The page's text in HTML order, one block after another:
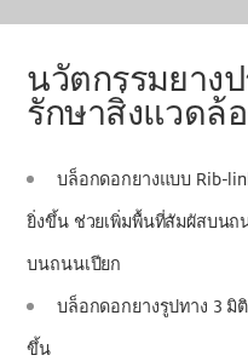
นวัตกรรมยาง
รักษาสิ่งแวดล้
บล็อกดอกยางแบบ Rib-
ยิ่งขึ้น ช่วยเพิ่มพื้นที่สัมผัสบนถ
บนถนนเปียก
บล็อกดอกยางรูปทาง 3 มิ
ขึ้น